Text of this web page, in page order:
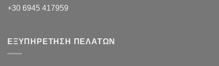
+30 6945 417959
ΕΞΥΠΗΡΕΤΗΣΗ ΠΕΛΑΤΩΝ